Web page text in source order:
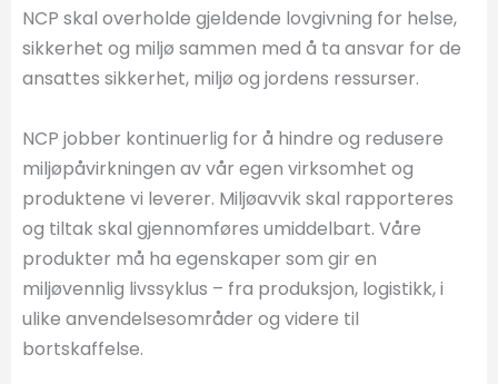
NCP skal overholde gjeldende lovgivning for helse,
sikkerhet og miljø sammen med å ta ansvar for de
ansattes sikkerhet, miljø og jordens ressurser.
NCP jobber kontinuerlig for å hindre og redusere
miljøpåvirkningen av vår egen virksomhet og
produktene vi leverer. Miljøavvik skal rapporteres
og tiltak skal gjennomføres umiddelbart. Våre
produkter må ha egenskaper som gir en
miljøvennlig livssyklus – fra produksjon, logistikk, i
ulike anvendelsesområder og videre til
bortskaffelse.